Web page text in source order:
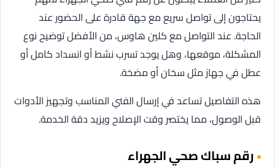
يحتاجون إلى تواصل سريع مع جهة قادرة على الحضور عند
الحاجة. عند التواصل مع كلين هاوس، من الأفضل توضيح نوع
المشكلة، موقعها، وهل يوجد تسرب نشط أو انسداد كامل أو
عطل في جهاز مثل سخان أو مضخة.
هذه التفاصيل تساعد في إرسال الفني المناسب وتجهيز الأدوات
قبل الوصول، مما يختصر وقت الإصلاح ويزيد دقة الخدمة.
رقم سباك صحي الجهراء